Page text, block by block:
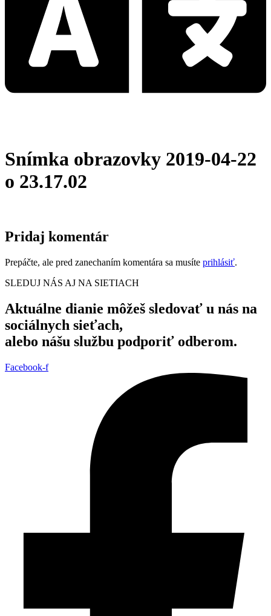
Snímka obrazovky 2019-04-22
o 23.17.02
Pridaj komentár
Prepáčte, ale pred zanechaním komentára sa musíte prihlásiť.
SLEDUJ NÁS AJ NA SIETIACH
Aktuálne dianie môžeš sledovať u nás na
sociálnych sieťach,
alebo nášu službu podporiť odberom.
Facebook-f